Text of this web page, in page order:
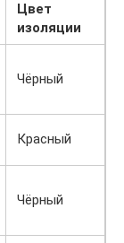
Цвет
изоляции
Чёрный
Красный
Чёрный